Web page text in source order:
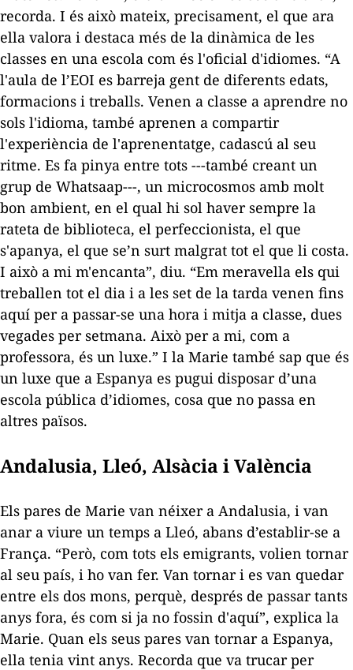
recorda. I és això mateix, precisament, el que ara
ella valora i destaca més de la dinàmica de les
classes en una escola com és l'oficial d'idiomes. “A
l'aula de l’EOI es barreja gent de diferents edats,
formacions i treballs. Venen a classe a aprendre no
sols l'idioma, també aprenen a compartir
l'experiència de l'aprenentatge, cadascú al seu
ritme. Es fa pinya entre tots ---també creant un
grup de Whatsaap---, un microcosmos amb molt
bon ambient, en el qual hi sol haver sempre la
rateta de biblioteca, el perfeccionista, el que
s'apanya, el que se’n surt malgrat tot el que li costa.
I això a mi m'encanta”, diu. “Em meravella els qui
treballen tot el dia i a les set de la tarda venen fins
aquí per a passar-se una hora i mitja a classe, dues
vegades per setmana. Això per a mi, com a
professora, és un luxe.” I la Marie també sap que és
un luxe que a Espanya es pugui disposar d’una
escola pública d’idiomes, cosa que no passa en
altres països.
Andalusia, Lleó, Alsàcia i València
Els pares de Marie van néixer a Andalusia, i van
anar a viure un temps a Lleó, abans d’establir-se a
França. “Però, com tots els emigrants, volien tornar
al seu país, i ho van fer. Van tornar i es van quedar
entre els dos mons, perquè, després de passar tants
anys fora, és com si ja no fossin d'aquí”, explica la
Marie. Quan els seus pares van tornar a Espanya,
ella tenia vint anys. Recorda que va trucar per